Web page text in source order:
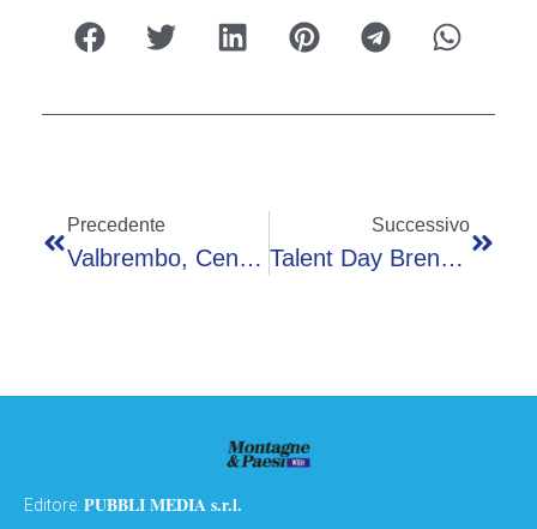
Precedente
Valbrembo, Centurioni Marchesi: «Doppio Standard Di Forza Italia Sui Diritti Delle Minoranze» Dopo Il Nuovo Regolamento
Successivo
Talent Day Breno 2026: Sala BIM Ospita Il Mercato Del Lavoro Per La Valle Camonica
Editore: PUBBLI MEDIA s.r.l.